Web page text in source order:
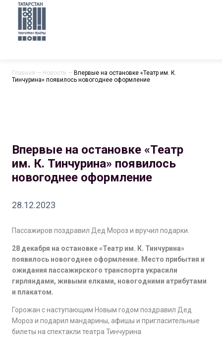
Главная — Новости — Впервые на остановке «Театр им. К.
Тинчурина» появилось новогоднее оформление
Впервые на остановке «Театр
им. К. Тинчурина» появилось
новогоднее оформление
28.12.2023
Пассажиров поздравил Дед Мороз и вручил подарки.
28 декабря на остановке «Театр им. К. Тинчурина»
появилось новогоднее оформление. Место прибытия и
ожидания пассажирского транспорта украсили
гирляндами, живыми елками, новогодними атрибутами
и плакатом.
Горожан с наступающим Новым годом поздравил Дед
Мороз и подарил мандарины, афишы и пригласительные
билеты на спектакли театра Тинчурина.